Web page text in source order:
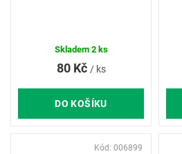
80 Kč / ks
DO KOŠÍKU
Skladem 2 ks
Kód: 006899